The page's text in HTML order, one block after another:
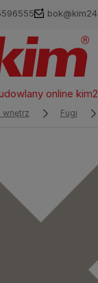
online
Fugi